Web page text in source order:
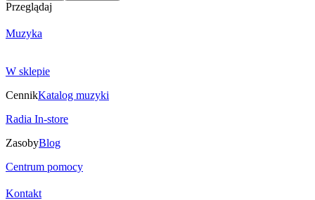
Przeglądaj
Muzyka
W sklepie
CennikKatalog muzyki
Radia In-store
ZasobyBlog
Centrum pomocy
Kontakt